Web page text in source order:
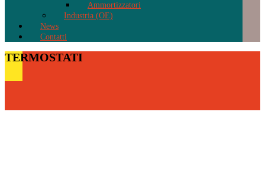
Ammortizzatori
Industria (OE)
News
Contatti
TERMOSTATI